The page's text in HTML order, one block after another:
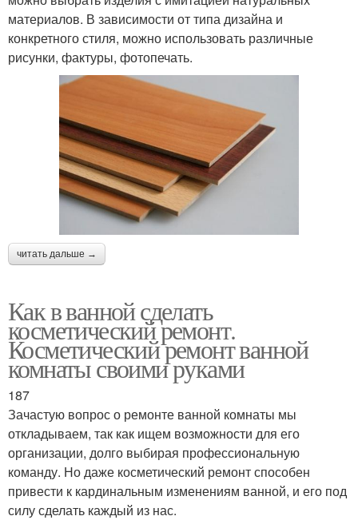
материалов. В зависимости от типа дизайна и
конкретного стиля, можно использовать различные
рисунки, фактуры, фотопечать.
читать дальше →
Как в ванной сделать
косметический ремонт.
Косметический ремонт ванной
комнаты своими руками
187
Зачастую вопрос о ремонте ванной комнаты мы
откладываем, так как ищем возможности для его
организации, долго выбирая профессиональную
команду. Но даже косметический ремонт способен
привести к кардинальным изменениям ванной, и его под
силу сделать каждый из нас.